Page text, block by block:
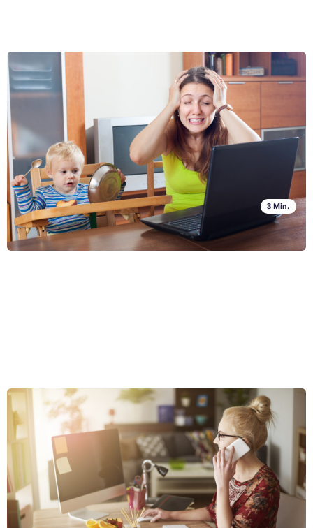
6 Gründe, warum ein Homeoffice nicht für jeden geeignet
ist
Erschöpfung durch Heimarbeit? Auch wenn das Homeoffice
überwiegend positiv bewertet wird – neueste Forschungen belegen,
dass das Arbeiten von zu Hause aus nicht für jeden geeignet ist.
Ganzen Artikel lesen »
3 Min.
Wie können Sie ein modernes Homeoffice einrichten und
die passende Ausstattung dafür auswählen?
Das Arbeiten von zu Hause aus wird nicht nur für Freiberufler zu
einem erweiterten Vorteil, sondern wird zunehmend auch von
festangestellten Mitarbeitern genutzt. Wir verbringen oft zig Stunden
pro Woche im Homeoffice. Daher ist es wichtig, dass wir uns gut darin
konzentrieren können und die Büroausstattung unsere Gesundheit
nicht negativ beeinflusst. Wie das geht, erfahren Sie im Artikel.
Ganzen Artikel lesen »